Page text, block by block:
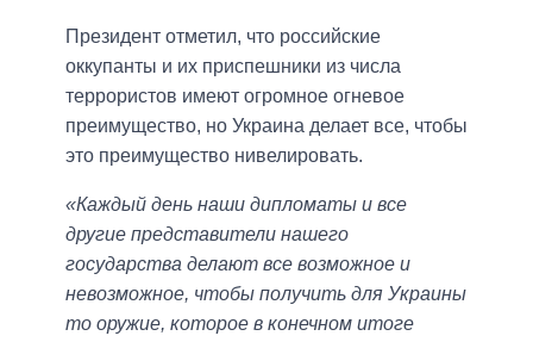
Президент отметил, что российские
оккупанты и их приспешники из числа
террористов имеют огромное огневое
преимущество, но Украина делает все, чтобы
это преимущество нивелировать.
«Каждый день наши дипломаты и все
другие представители нашего
государства делают все возможное и
невозможное, чтобы получить для Украины
то оружие, которое в конечном итоге